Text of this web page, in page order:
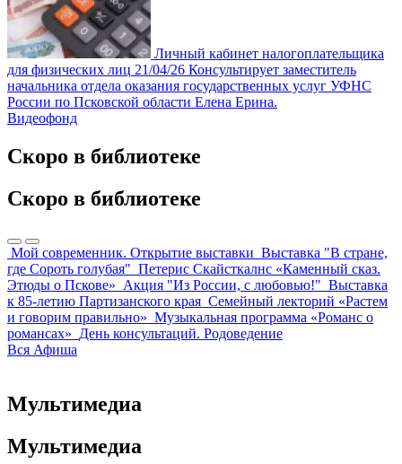
Личный кабинет налогоплательщика
для физических лиц 21/04/26 Консультирует заместитель
начальника отдела оказания государственных услуг УФНС
России по Псковской области Елена Ерина.
Видеофонд
Скоро в библиотеке
Скоро в библиотеке
Мой современник. Открытие выставки Выставка "В стране,
где Сороть голубая" Петерис Скайсткалнс «Каменный сказ.
Этюды о Пскове» Акция "Из России, с любовью!" Выставка
к 85-летию Партизанского края Семейный лекторий «Растем
и говорим правильно» Музыкальная программа «Романс о
романсах» День консультаций. Родоведение
Вся Афиша
Мультимедиа
Мультимедиа